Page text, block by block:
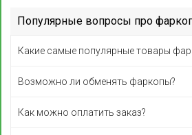
Популярные вопросы про
Какие самые популярные товары
Возможно ли обменять фаркопы?
Как можно оплатить заказ?